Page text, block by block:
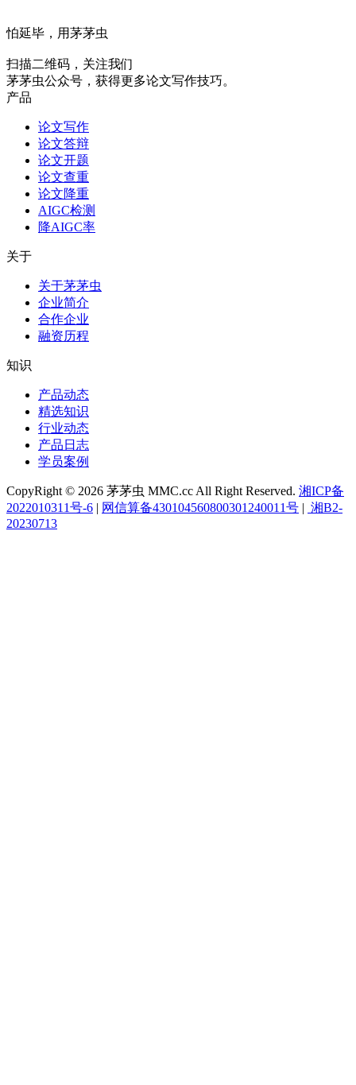
怕延毕，用茅茅虫
扫描二维码，关注我们
茅茅虫公众号，获得更多论文写作技巧。
产品
论文写作
论文答辩
论文开题
论文查重
论文降重
AIGC检测
降AIGC率
关于
关于茅茅虫
企业简介
合作企业
融资历程
知识
产品动态
精选知识
行业动态
产品日志
学员案例
CopyRight © 2026 茅茅虫 MMC.cc All Right Reserved. 湘ICP备
2022010311号-6 | 网信算备430104560800301240011号 | 湘B2-
20230713